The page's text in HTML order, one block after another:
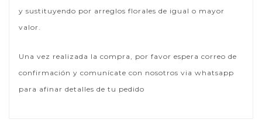
y sustituyendo por arreglos florales de igual o mayor
valor.
Una vez realizada la compra, por favor espera correo de
confirmación y comunícate con nosotros via whatsapp
para afinar detalles de tu pedido